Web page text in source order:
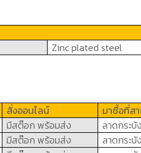
Zinc plated steel
สั่งออนไลน์
มาซื้อที่ส
มีสต๊อก พร้อมส่ง
ลาดกระบัง
มีสต๊อก พร้อมส่ง
ลาดกระบัง